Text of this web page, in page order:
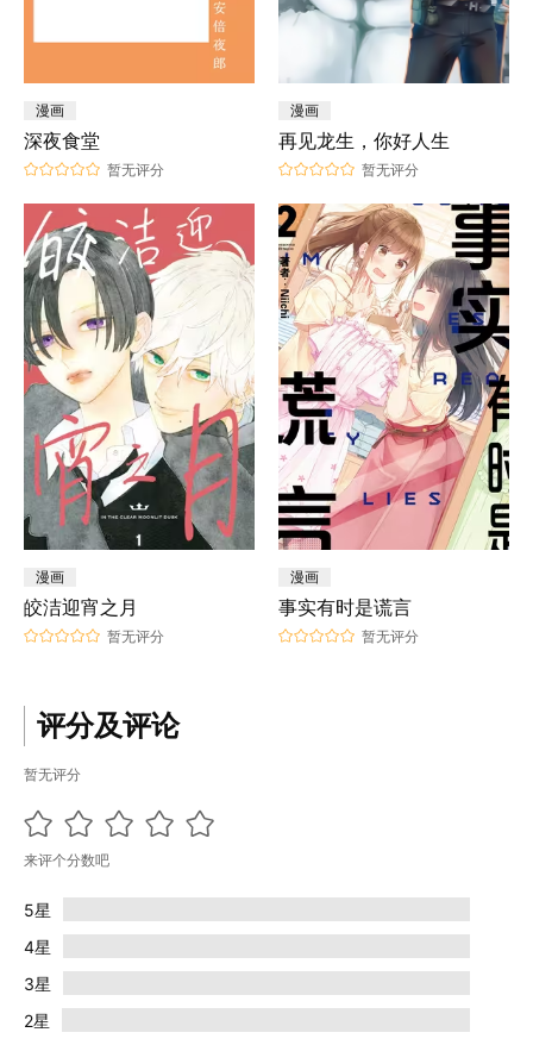
漫画
深夜食堂
暂无评分
漫画
再见龙生，你好人生
暂无评分
漫画
皎洁迎宵之月
暂无评分
漫画
事实有时是谎言
暂无评分
评分及评论
暂无评分
来评个分数吧
5星
4星
3星
2星